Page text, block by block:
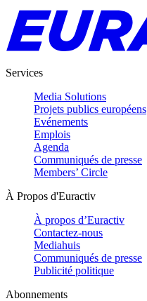
Services
Media Solutions
Projets publics européens
Evénements
Emplois
Agenda
Communiqués de presse
Members’ Circle
À Propos d'Euractiv
À propos d’Euractiv
Contactez-nous
Mediahuis
Communiqués de presse
Publicité politique
Abonnements